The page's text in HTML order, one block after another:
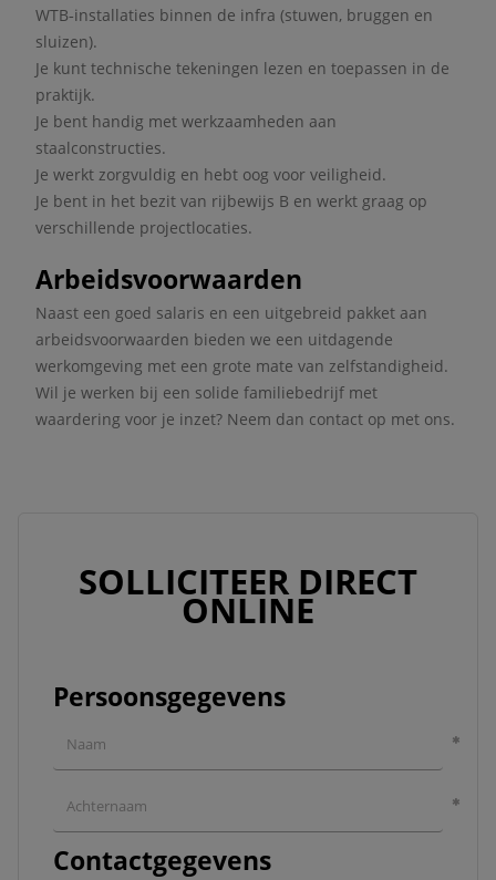
WTB‑installaties binnen de infra (stuwen, bruggen en
sluizen).
Je kunt technische tekeningen lezen en toepassen in de
praktijk.
Je bent handig met werkzaamheden aan
staalconstructies.
Je werkt zorgvuldig en hebt oog voor veiligheid.
Je bent in het bezit van rijbewijs B en werkt graag op
verschillende projectlocaties.
Arbeidsvoorwaarden
Naast een goed salaris en een uitgebreid pakket aan
arbeidsvoorwaarden bieden we een uitdagende
werkomgeving met een grote mate van zelfstandigheid.
Wil je werken bij een solide familiebedrijf met
waardering voor je inzet? Neem dan contact op met ons.
SOLLICITEER DIRECT
ONLINE
Persoonsgegevens
Contactgegevens